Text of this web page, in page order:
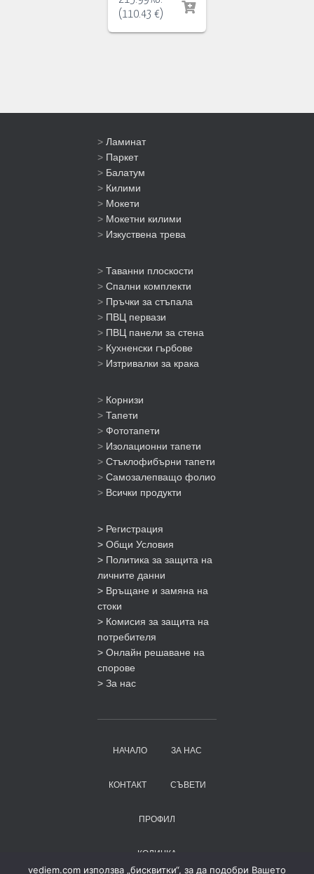
(110.43 €)
> Ламинат
> Паркет
> Балатум
> Килими
> Мокети
> Мокетни килими
> Изкуствена трева
> Таванни плоскости
> Спални комплекти
> Пръчки за стъпала
> ПВЦ первази
> ПВЦ панели за стена
> Кухненски гърбове
> Изтривалки за крака
> Корнизи
> Тапети
> Фототапети
> Изолационни тапети
> Стъклофибърни тапети
> Самозалепващо фолио
> Всички продукти
> Регистрация
> Общи Условия
> Политика за защита на
личните данни
> Връщане и замяна на
стоки
> Комисия за защита на
потребителя
> Онлайн решаване на
спорове
> За нас
НАЧАЛО ЗА НАС
КОНТАКТ СЪВЕТИ
ПРОФИЛ
КОЛИЧКА
vediem.com използва „бисквитки“, за да подобри Вашето